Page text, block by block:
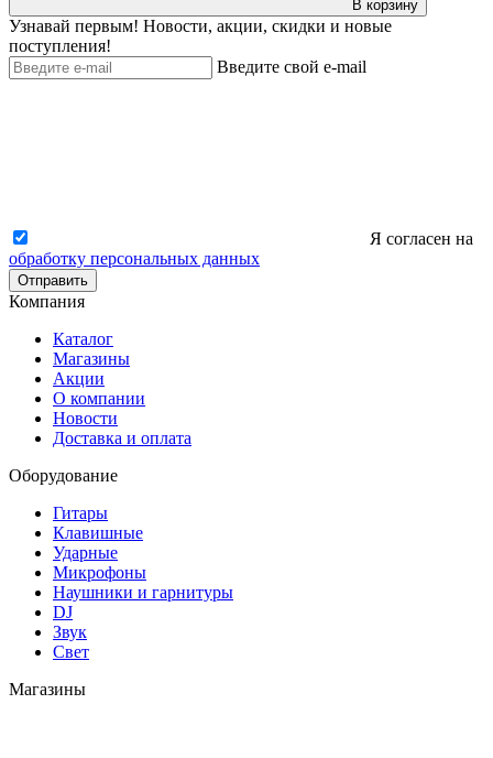
В корзину
Узнавай первым! Новости, акции, скидки и новые
поступления!
Введите свой e-mail
Я согласен на
обработку персональных данных
Отправить
Компания
Каталог
Магазины
Акции
О компании
Новости
Доставка и оплата
Оборудование
Гитары
Клавишные
Ударные
Микрофоны
Наушники и гарнитуры
DJ
Звук
Свет
Магазины